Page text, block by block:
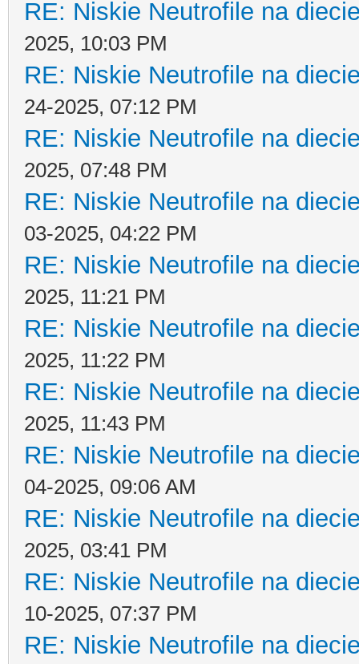
RE: Niskie Neutrofile na
2025, 10:03 PM
RE: Niskie Neutrofile na
24-2025, 07:12 PM
RE: Niskie Neutrofile na
2025, 07:48 PM
RE: Niskie Neutrofile na
03-2025, 04:22 PM
RE: Niskie Neutrofile na
2025, 11:21 PM
RE: Niskie Neutrofile na
2025, 11:22 PM
RE: Niskie Neutrofile na
2025, 11:43 PM
RE: Niskie Neutrofile na
04-2025, 09:06 AM
RE: Niskie Neutrofile na
2025, 03:41 PM
RE: Niskie Neutrofile na
10-2025, 07:37 PM
RE: Niskie Neutrofile na